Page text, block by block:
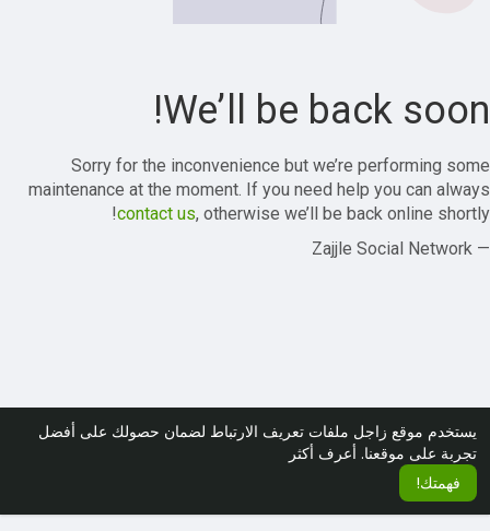
يستخدم موقع زاجل ملفات تعريف الارتباط لضمان حصولك على أفضل
تجربة على موقعنا. أعرف أكثر
فهمتك!
We’ll be back soon!
Sorry for the inconvenience but we’re performing some
maintenance at the moment. If you need help you can always
contact us, otherwise we’ll be back online shortly!
— Zajjle Social Network